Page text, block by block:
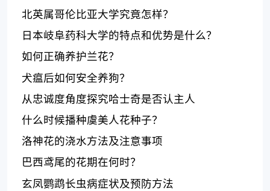
何？
北英属哥伦比亚大学究竟怎样？
日本岐阜药科大学的特点和优势是什么？
如何正确养护兰花？
犬瘟后如何安全养狗？
从忠诚度角度探究哈士奇是否认主人
什么时候播种虞美人花种子？
洛神花的浇水方法及注意事项
巴西鸢尾的花期在何时？
玄凤鹦鹉长虫病症状及预防方法